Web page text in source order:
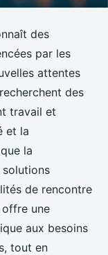
des
par les
attentes
des
travail et
et la
la
solutions
de rencontre
une
aux besoins
tout en